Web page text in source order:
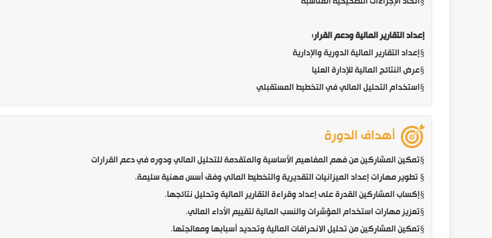
إعداد التقارير المالية ودعم القرار:
§إعداد التقارير المالية الدورية والإدارية
§عرض النتائج المالية للإدارة العليا
§استخدام التحليل المالي في التخطيط المستقبلي
أهداف الدورة
§تمكين المشاركين من فهم المفاهيم الأساسية والمتقدمة للتحليل المالي ودوره في دعم القرارات
§ تطوير مهارات إعداد الميزانيات التقديرية والتخطيط المالي وفق أسس مهنية سليمة.
§إكساب المشاركين القدرة على إعداد وقراءة التقارير المالية وتحليل نتائجها.
§تعزيز مهارات استخدام المؤشرات والنسب المالية لتقييم الأداء المالي.
§تمكين المشاركين من تحليل الانحرافات المالية وتحديد أسبابها ومعالجتها.